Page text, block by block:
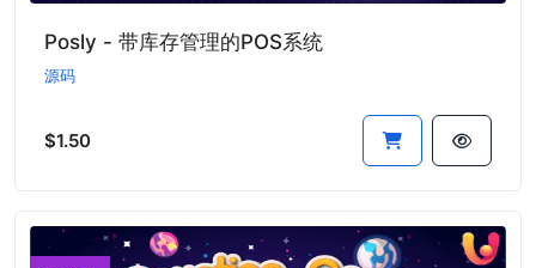
Posly - 带库存管理的POS系统
源码
$1.50